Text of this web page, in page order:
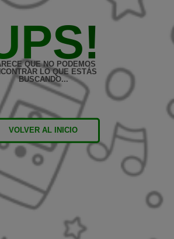
QUE NO PODEMOS
LO QUE ESTÁS
BUSCANDO...
VOLVER AL INICIO